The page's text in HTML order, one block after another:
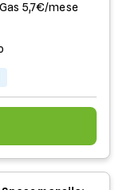
5,7€/mese